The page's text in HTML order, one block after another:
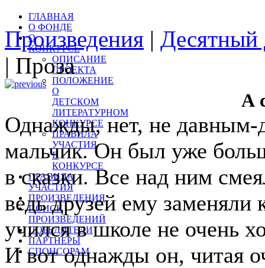
ГЛАВНАЯ
О ФОНДЕ
О
КОНКУРСЕ
ОПИСАНИЕ
ПРОЕКТА
ПОЛОЖЕНИЕ
О
ДЕТСКОМ
ЛИТЕРАТУРНОМ
КОНКУРСЕ
ПРАВИЛА
УЧАСТИЯ
В
КОНКУРСЕ
ПРАВИЛА
УЧАСТИЯ
ПРОИЗВЕДЕНИЯ
ПОИСК
ПРОИЗВЕДЕНИЙ
ПОБЕДИТЕЛИ
ПАРТНЕРЫ
СПОНСОРАМ
Произведения | Десятный
| Проза
А
Однажды, нет, не давным-
мальчик. Он был уже
в сказки. Все над ним
ведь друзей ему
учился в школе не очень
И вот однажды он, читая